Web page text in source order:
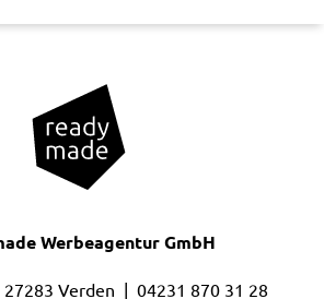
Werbeagentur GmbH
Verden | 04231 870 31 28